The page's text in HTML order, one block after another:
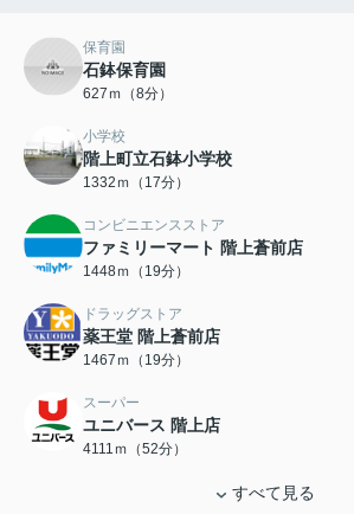
保育園
石鉢保育園
627ｍ（8分）
小学校
階上町立石鉢小学校
1332ｍ（17分）
コンビニエンスストア
ファミリーマート 階上蒼前店
1448ｍ（19分）
ドラッグストア
薬王堂 階上蒼前店
1467ｍ（19分）
スーパー
ユニバース 階上店
4111ｍ（52分）
すべて見る